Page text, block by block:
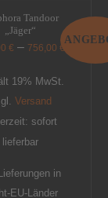
Tandoor
„Jäger“
€ – 756,00 €
19% MwSt.
Versand
sofort
lieferbar
in
EU-Länder